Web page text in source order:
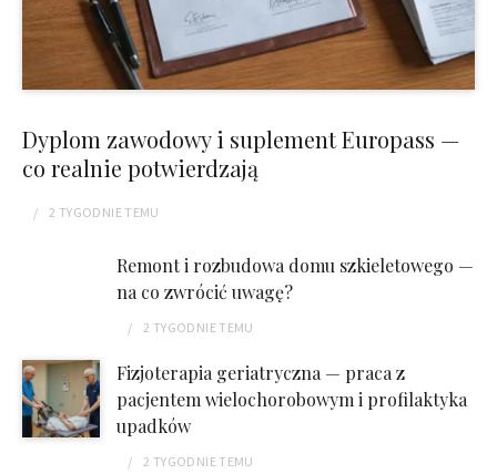
Dyplom zawodowy i suplement Europass —
co realnie potwierdzają
2 TYGODNIETEMU
Remont i rozbudowa domu szkieletowego —
na co zwrócić uwagę?
2 TYGODNIETEMU
Fizjoterapia geriatryczna — praca z
pacjentem wielochorobowym i profilaktyka
upadków
2 TYGODNIETEMU